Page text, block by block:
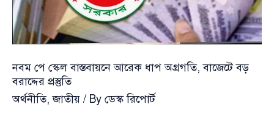
গুরুত্বপূর্ণ
বৈঠক
নবম পে স্কেল বাস্তবায়নে আরেক ধাপ অগ্রগতি, বাজেটে বড়
বরাদ্দের প্রস্তুতি
অর্থনীতি,জাতীয় / By ডেস্ক রিপোর্ট